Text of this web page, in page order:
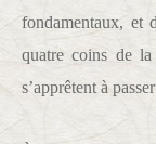
fondamentaux, et
quatre coins de
s’apprêtent à